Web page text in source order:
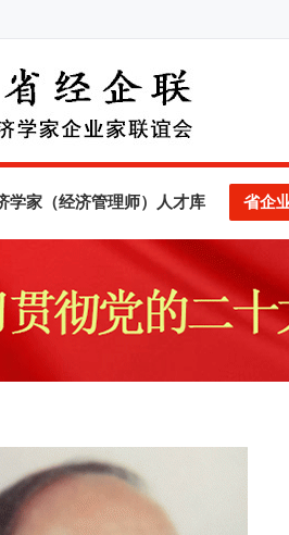
学家（经济管理师）人才库 省企